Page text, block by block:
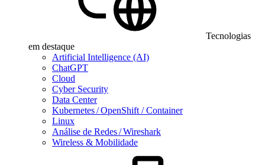
Tecnologias
em destaque
Artificial Intelligence (AI)
ChatGPT
Cloud
Cyber Security
Data Center
Kubernetes / OpenShift / Container
Linux
Análise de Redes / Wireshark
Wireless & Mobilidade